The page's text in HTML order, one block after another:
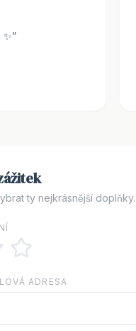
”
ty nejkrásnější doplňky.
ADRESA